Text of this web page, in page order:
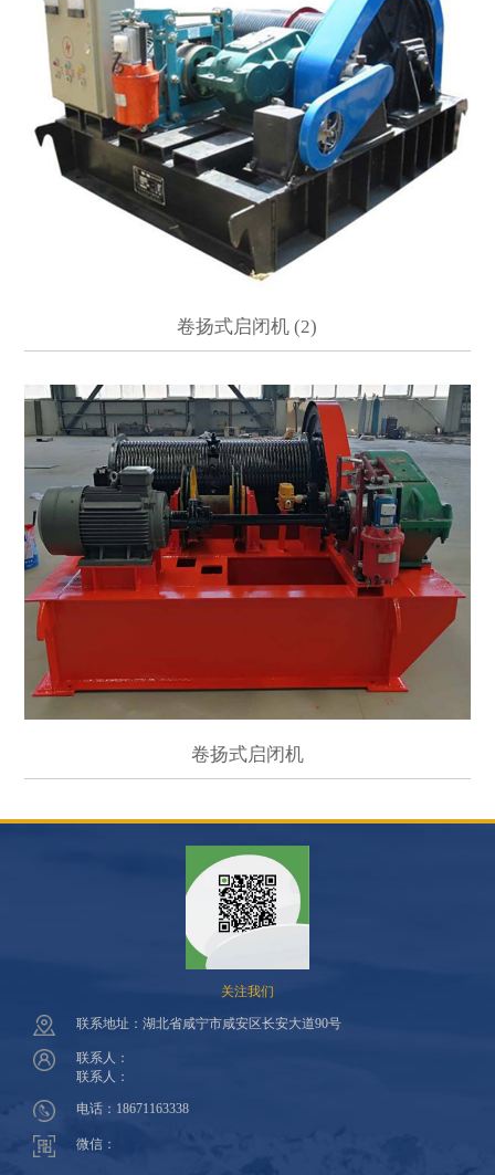
卷扬式启闭机 (2)
卷扬式启闭机
关注我们
联系地址：湖北省咸宁市咸安区长安大道90号
联系人：
联系人：
电话：18671163338
微信：